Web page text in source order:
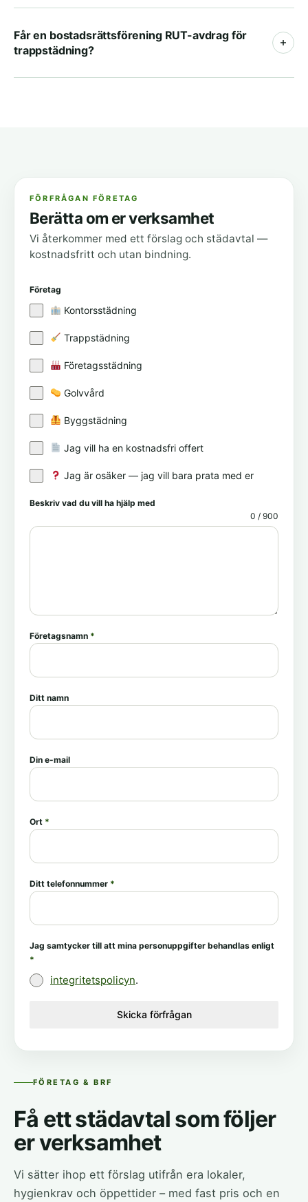
varannan vecka. Vi anpassar schemat efter
fastighetens behov och slitage.
Får en bostadsrättsförening RUT-avdrag för
trappstädning?
FÖRFRÅGAN FÖRETAG
Berätta om er verksamhet
Vi återkommer med ett förslag och städavtal —
kostnadsfritt och utan bindning.
Företag
Kontorsstädning
Trappstädning
Företagsstädning
Golvvård
Byggstädning
Jag vill ha en kostnadsfri offert
Jag är osäker — jag vill bara prata med er
Beskriv vad du vill ha hjälp med
0 / 900
Företagsnamn *
Ditt namn
Din e-mail
Ort *
Ditt telefonnummer *
Jag samtycker till att mina personuppgifter behandlas enligt
*
integritetspolicyn.
Skicka förfrågan
FÖRETAG & BRF
Få ett städavtal som följer
er verksamhet
Vi sätter ihop ett förslag utifrån era lokaler,
hygienkrav och öppettider – med fast pris och en